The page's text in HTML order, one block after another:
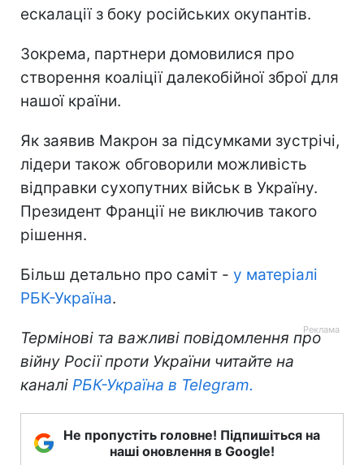
ескалації з боку російських окупантів.
Зокрема, партнери домовилися про
створення коаліції далекобійної зброї для
нашої країни.
Як заявив Макрон за підсумками зустрічі,
лідери також обговорили можливість
відправки сухопутних військ в Україну.
Президент Франції не виключив такого
рішення.
Більш детально про саміт - у матеріалі
РБК-Україна.
Термінові та важливі повідомлення про
війну Росії проти України читайте на
каналі РБК-Україна в Telegram.
Не пропустіть головне! Підпишіться на
наші оновлення в Google!